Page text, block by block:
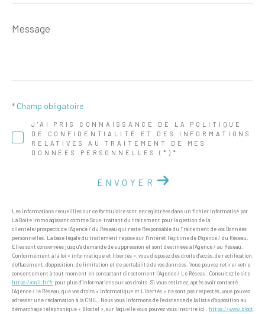
Message
*
J'AI PRIS CONNAISSANCE DE LA POLITIQUE
DE CONFIDENTIALITÉ ET DES INFORMATIONS
RELATIVES AU TRAITEMENT DE MES
DONNÉES PERSONNELLES (*)*
* Champ obligatoire
ENVOYER
Les informations recueillies sur ce formulaire sont enregistrées dans un fichier informatisé par
La Boite Immo agissant comme Sous-traitant du traitement pour la gestion de la
clientèle/prospects de l'Agence / du Réseau qui reste Responsable du Traitement de vos Données
personnelles. La base légale du traitement repose sur l'intérêt légitime de l'Agence / du Réseau.
Elles sont conservées jusqu'à demande de suppression et sont destinées à l'Agence / au Réseau.
Conformément à la loi « informatique et libertés », vous disposez des droits d’accès, de rectification,
d’effacement, d’opposition, de limitation et de portabilité de vos données. Vous pouvez retirer votre
consentement à tout moment en contactant directement l’Agence / Le Réseau. Consultez le site
https://cnil.fr/fr pour plus d’informations sur vos droits. Si vous estimez, après avoir contacté
l'Agence / le Réseau, que vos droits « Informatique et Libertés » ne sont pas respectés, vous pouvez
adresser une réclamation à la CNIL. Nous vous informons de l’existence de la liste d'opposition au
démarchage téléphonique « Bloctel », sur laquelle vous pouvez vous inscrire ici : https://www.bloct